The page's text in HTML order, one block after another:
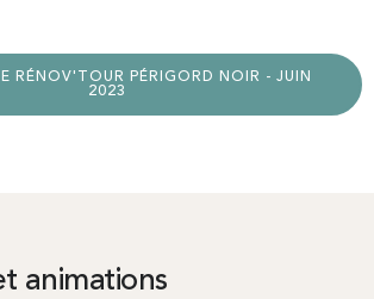
RÉNOV'TOUR PÉRIGORD NOIR - JUIN
2023
animations